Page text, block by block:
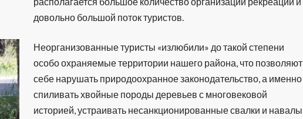
довольно большой поток туристов.
Неорганизованные туристы «излюбили» до такой степени
особо охраняемые территории нашего района, что позволяют
себе нарушать природоохранное законодательство, а именно
спиливать хвойные породы деревьев с многовековой
историей, устраивать несанкционированные свалки и навалы